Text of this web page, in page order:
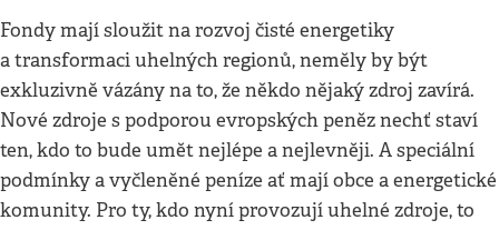
Fondy mají sloužit na rozvoj čisté energetiky
a transformaci uhelných regionů, neměly by být
exkluzivně vázány na to, že někdo nějaký zdroj zavírá.
Nové zdroje s podporou evropských peněz nechť staví
ten, kdo to bude umět nejlépe a nejlevněji. A speciální
podmínky a vyčleněné peníze ať mají obce a energetické
komunity. Pro ty, kdo nyní provozují uhelné zdroje, to